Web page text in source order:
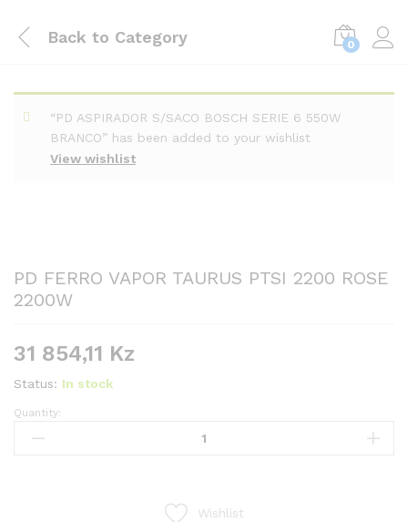
Back to Category 0
View wishlist
“PD ASPIRADOR S/SACO BOSCH SERIE 6 550W
BRANCO” has been added to your wishlist
PD FERRO VAPOR TAURUS PTSI 2200 ROSE
2200W
31 854,11 Kz
Status: In stock
PD
FERRO
Quantity:
Wishlist